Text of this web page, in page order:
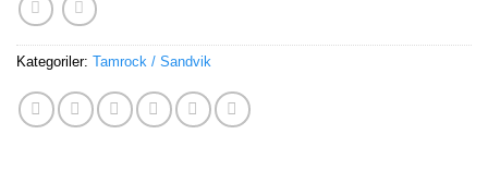
Kategoriler: Tamrock / Sandvik